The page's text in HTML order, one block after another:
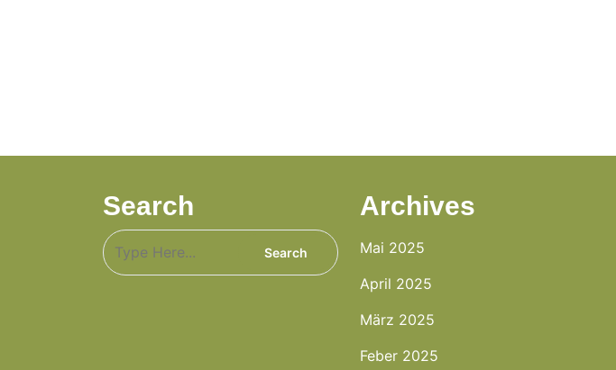
Search Archives
Mai 2025
April 2025
März 2025
Feber 2025